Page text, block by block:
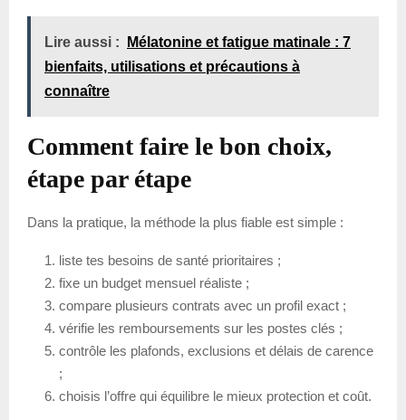
Lire aussi :
Mélatonine et fatigue matinale : 7
bienfaits, utilisations et précautions à
connaître
Comment faire le bon choix,
étape par étape
Dans la pratique, la méthode la plus fiable est simple :
liste tes besoins de santé prioritaires ;
fixe un budget mensuel réaliste ;
compare plusieurs contrats avec un profil exact ;
vérifie les remboursements sur les postes clés ;
contrôle les plafonds, exclusions et délais de carence
;
choisis l’offre qui équilibre le mieux protection et coût.